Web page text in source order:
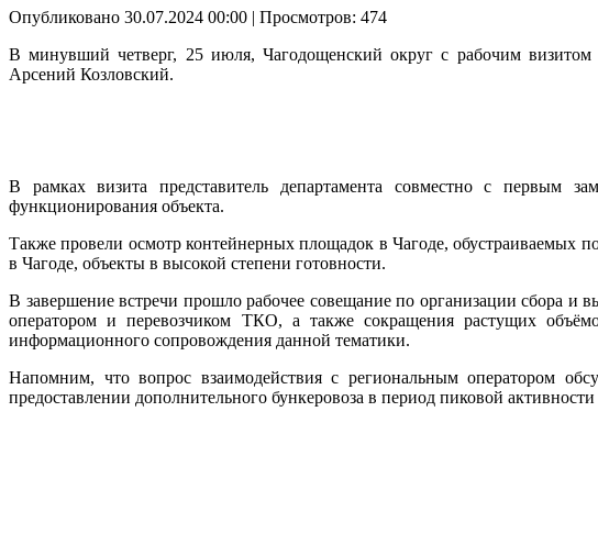
Опубликовано 30.07.2024 00:00 | Просмотров: 474
В минувший четверг, 25 июля, Чагодощенский округ с рабочим визитом
Арсений Козловский.
В рамках визита представитель департамента совместно с первым
функционирования объекта.
Также провели осмотр контейнерных площадок в Чагоде, обустраиваемых
в Чагоде, объекты в высокой степени готовности.
В завершение встречи прошло рабочее совещание по организации сбора и
оператором и перевозчиком ТКО, а также сокращения растущих
информационного сопровождения данной тематики.
Напомним, что вопрос взаимодействия с региональным оператором
предоставлении дополнительного бункеровоза в период пиковой